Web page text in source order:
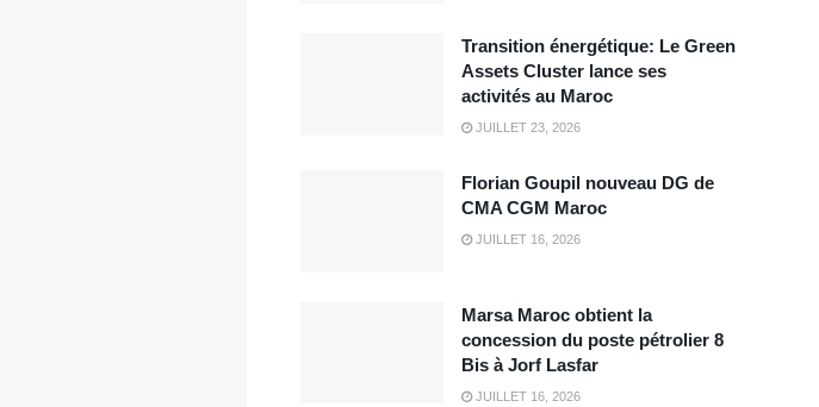
Transition énergétique: Le Green
Assets Cluster lance ses
activités au Maroc
JUILLET 23, 2026
Florian Goupil nouveau DG de
CMA CGM Maroc
JUILLET 16, 2026
Marsa Maroc obtient la
concession du poste pétrolier 8
Bis à Jorf Lasfar
JUILLET 16, 2026